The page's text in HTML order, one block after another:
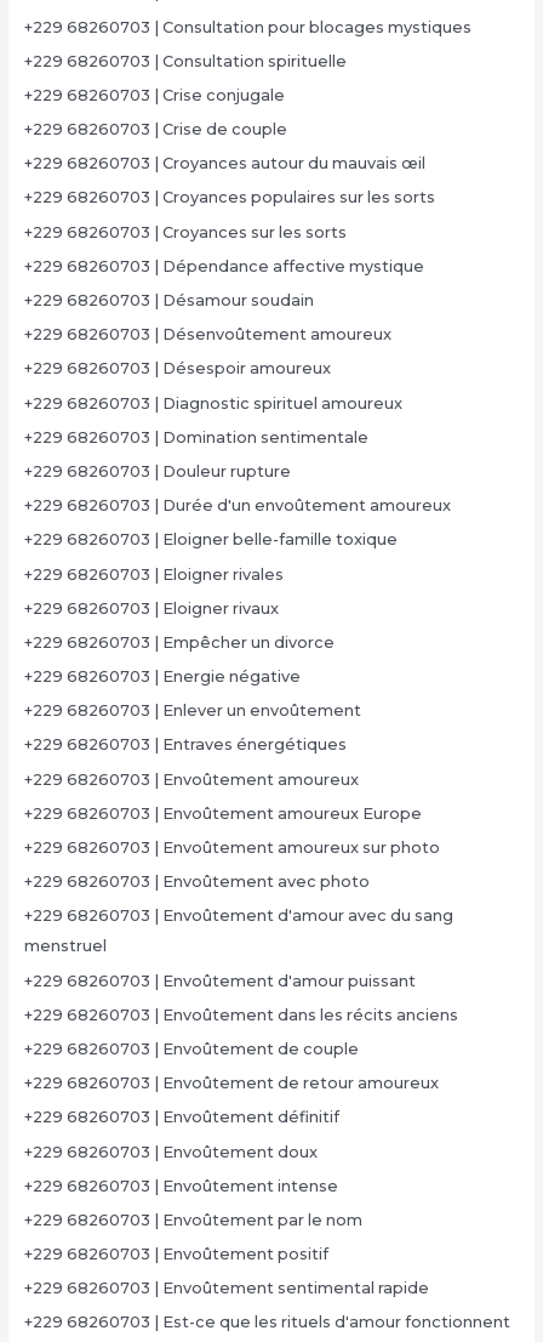
+229 68260703 | Consultation pour blocages mystiques
+229 68260703 | Consultation spirituelle
+229 68260703 | Crise conjugale
+229 68260703 | Crise de couple
+229 68260703 | Croyances autour du mauvais œil
+229 68260703 | Croyances populaires sur les sorts
+229 68260703 | Croyances sur les sorts
+229 68260703 | Dépendance affective mystique
+229 68260703 | Désamour soudain
+229 68260703 | Désenvoûtement amoureux
+229 68260703 | Désespoir amoureux
+229 68260703 | Diagnostic spirituel amoureux
+229 68260703 | Domination sentimentale
+229 68260703 | Douleur rupture
+229 68260703 | Durée d'un envoûtement amoureux
+229 68260703 | Eloigner belle-famille toxique
+229 68260703 | Eloigner rivales
+229 68260703 | Eloigner rivaux
+229 68260703 | Empêcher un divorce
+229 68260703 | Energie négative
+229 68260703 | Enlever un envoûtement
+229 68260703 | Entraves énergétiques
+229 68260703 | Envoûtement amoureux
+229 68260703 | Envoûtement amoureux Europe
+229 68260703 | Envoûtement amoureux sur photo
+229 68260703 | Envoûtement avec photo
+229 68260703 | Envoûtement d'amour avec du sang
menstruel
+229 68260703 | Envoûtement d'amour puissant
+229 68260703 | Envoûtement dans les récits anciens
+229 68260703 | Envoûtement de couple
+229 68260703 | Envoûtement de retour amoureux
+229 68260703 | Envoûtement définitif
+229 68260703 | Envoûtement doux
+229 68260703 | Envoûtement intense
+229 68260703 | Envoûtement par le nom
+229 68260703 | Envoûtement positif
+229 68260703 | Envoûtement sentimental rapide
+229 68260703 | Est-ce que les rituels d'amour fonctionnent